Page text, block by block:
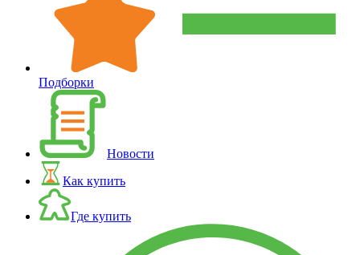
Подборки
Новости
Как купить
Где купить